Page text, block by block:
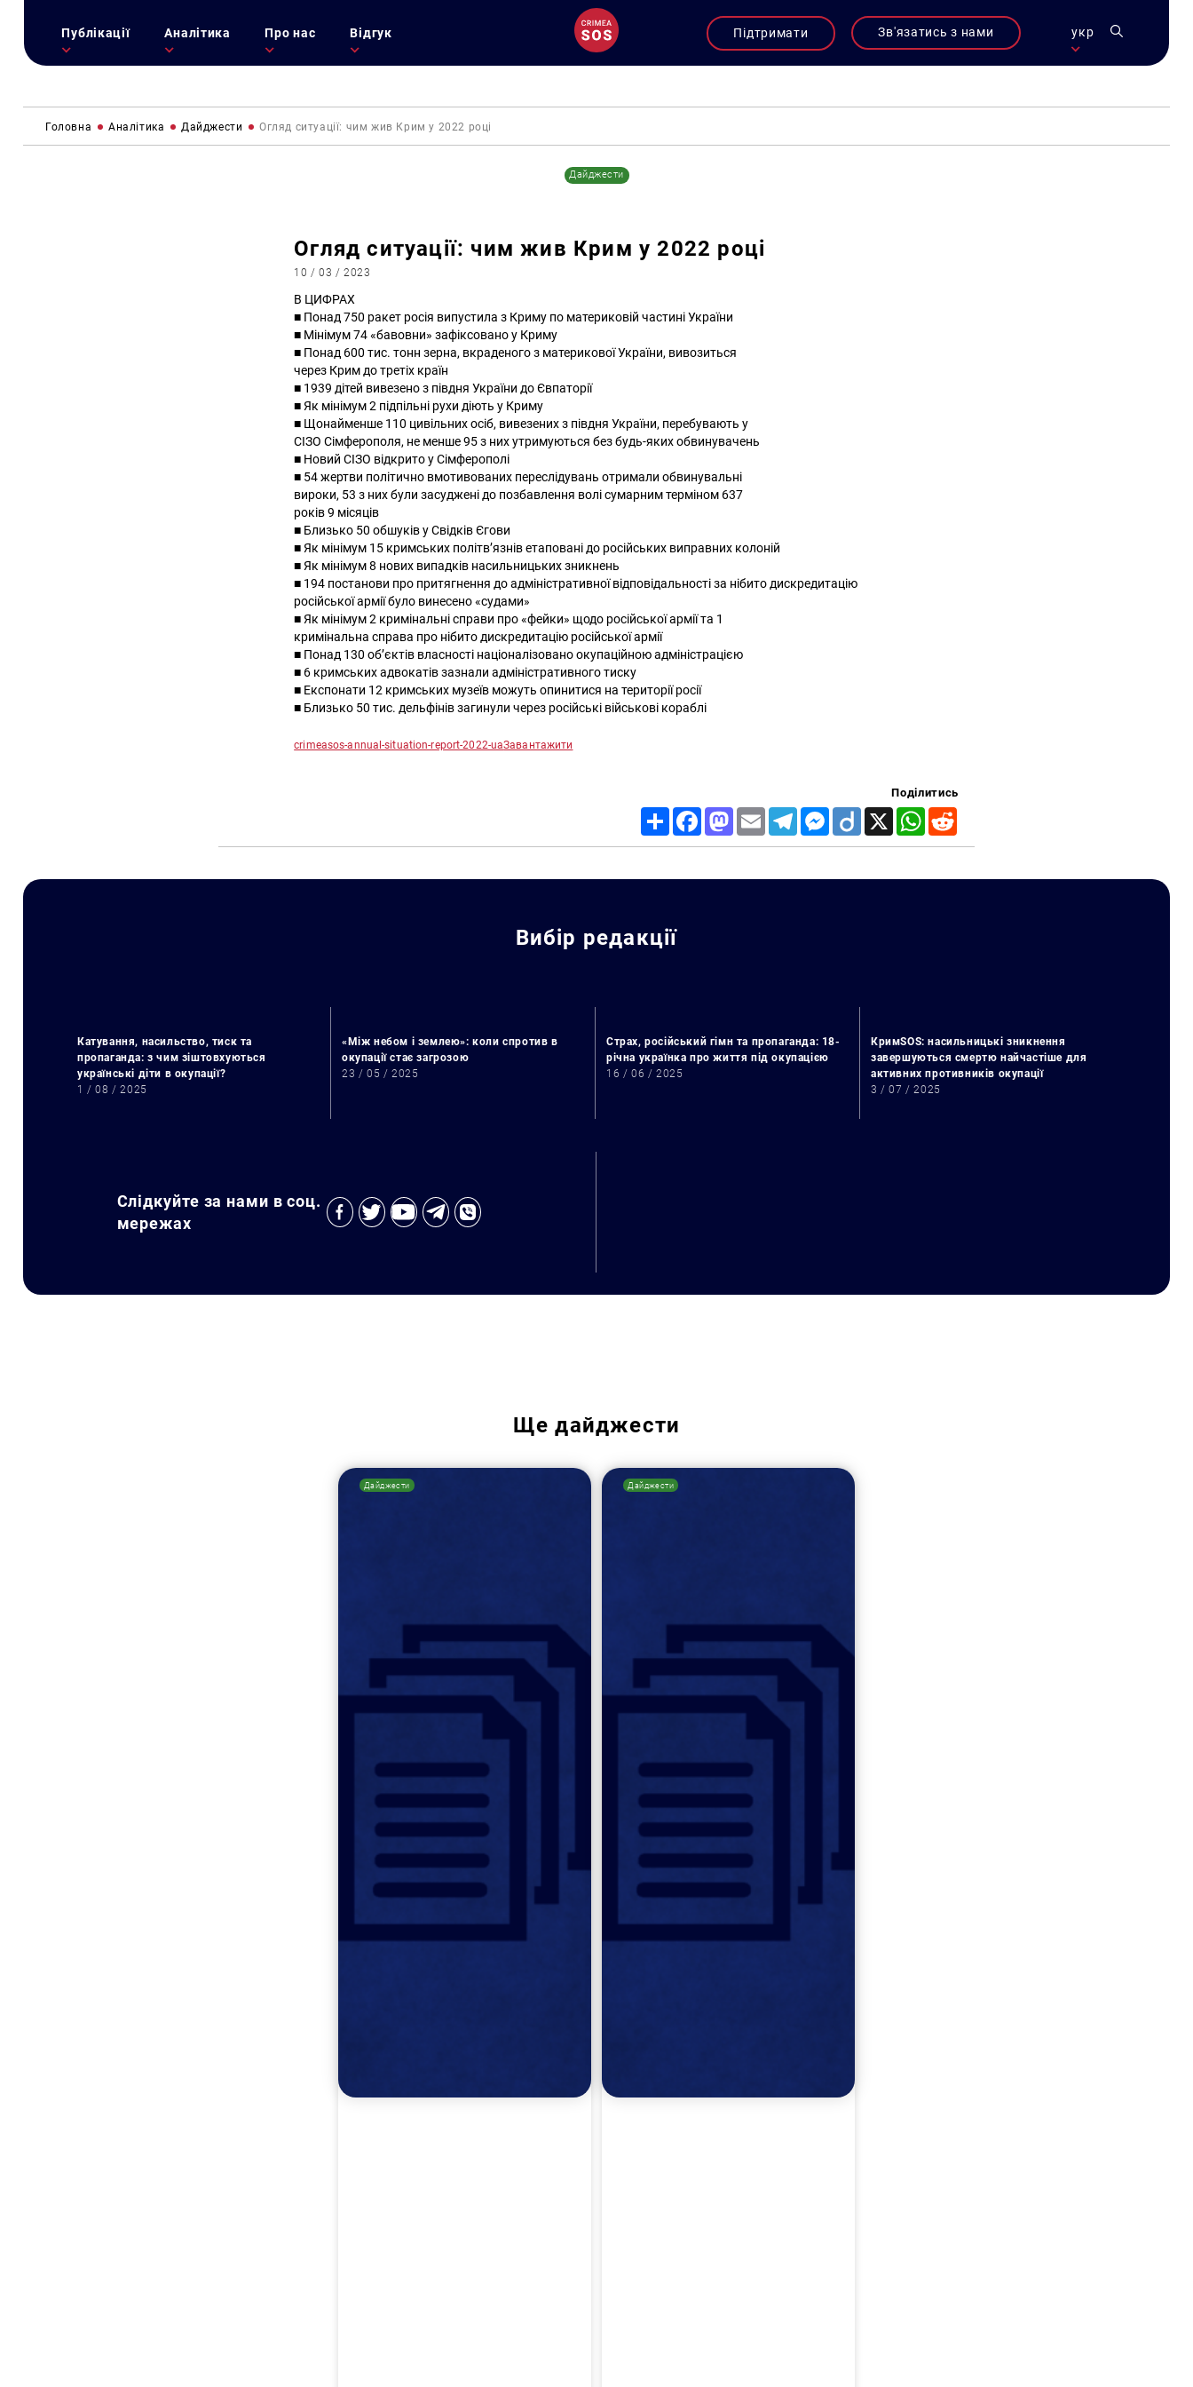
Публікації Аналітика Про нас Відгук Підтримати Зв'язатись з нами укр
Пошук за запитом:
Головна Аналітика Дайджести Огляд ситуації: чим жив Крим у 2022 році
Дайджести
Огляд ситуації: чим жив Крим у 2022 році
10 / 03 / 2023
В ЦИФРАХ
■ Понад 750 ракет росія випустила з Криму по материковій частині України
■ Мінімум 74 «бавовни» зафіксовано у Криму
■ Понад 600 тис. тонн зерна, вкраденого з материкової України, вивозиться
через Крим до третіх країн
■ 1939 дітей вивезено з півдня України до Євпаторії
■ Як мінімум 2 підпільні рухи діють у Криму
■ Щонайменше 110 цивільних осіб, вивезених з півдня України, перебувають у
СІЗО Сімферополя, не менше 95 з них утримуються без будь-яких обвинувачень
■ Новий СІЗО відкрито у Сімферополі
■ 54 жертви політично вмотивованих переслідувань отримали обвинувальні
вироки, 53 з них були засуджені до позбавлення волі сумарним терміном 637
років 9 місяців
■ Близько 50 обшуків у Свідків Єгови
■ Як мінімум 15 кримських політв’язнів етаповані до російських виправних колоній
■ Як мінімум 8 нових випадків насильницьких зникнень
■ 194 постанови про притягнення до адміністративної відповідальності за нібито дискредитацію
російської армії було винесено «судами»
■ Як мінімум 2 кримінальні справи про «фейки» щодо російської армії та 1
кримінальна справа про нібито дискредитацію російської армії
■ Понад 130 об’єктів власності націоналізовано окупаційною адміністрацією
■ 6 кримських адвокатів зазнали адміністративного тиску
■ Експонати 12 кримських музеїв можуть опинитися на території росії
■ Близько 50 тис. дельфінів загинули через російські військові кораблі
crimeasos-annual-situation-report-2022-uaЗавантажити
Поділитись
Share FacebookMastodon
Email TelegramMessenger
Diigo X WhatsApp
Вибір редакції
Катування, насильство, тиск та
пропаганда: з чим зіштовхуються
українські діти в окупації?
1 / 08 / 2025
«Між небом і землею»: коли спротив в
окупації стає загрозою
23 / 05 / 2025
Страх, російський гімн та пропаганда: 18-
річна українка про життя під окупацією
16 / 06 / 2025
КримSOS: насильницькі зникнення
завершуються смертю найчастіше для
активних противників окупації
3 / 07 / 2025
Слідкуйте за нами в соц.
мережах
Щедайджести
Дайджести Дайджести